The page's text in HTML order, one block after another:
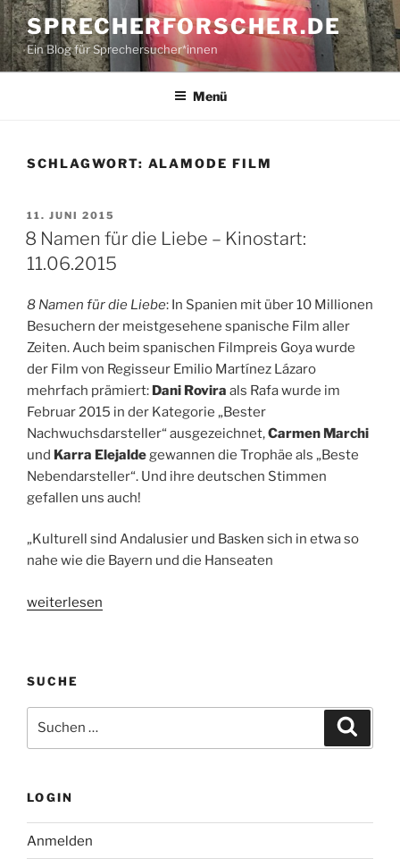
Zum
Inhalt
springen
SPRECHERFORSCHER.DE
Ein Blog für Sprechersucher*innen
Menü
SCHLAGWORT: ALAMODE FILM
VERÖFFENTLICHT
AM
11. JUNI 2015
8 Namen für die Liebe – Kinostart:
11.06.2015
8 Namen für die Liebe: In Spanien mit über 10 Millionen
Besuchern der meistgesehene spanische Film aller
Zeiten. Auch beim spanischen Filmpreis Goya wurde
der Film von Regisseur Emilio Martínez Lázaro
mehrfach prämiert: Dani Rovira als Rafa wurde im
Februar 2015 in der Kategorie „Bester
Nachwuchsdarsteller“ ausgezeichnet,Carmen Marchi
und Karra Elejaldegewannen die Trophäe als „Beste
Nebendarsteller“. Und ihre deutschen Stimmen
gefallen uns auch!
„Kulturell sind Andalusier und Basken sich in etwa so
nahe wie die Bayern und die Hanseaten
„8
Liebe
–
Kinostart:
11.06.2015“
weiterlesen
SUCHE
nach:
LOGIN
Anmelden